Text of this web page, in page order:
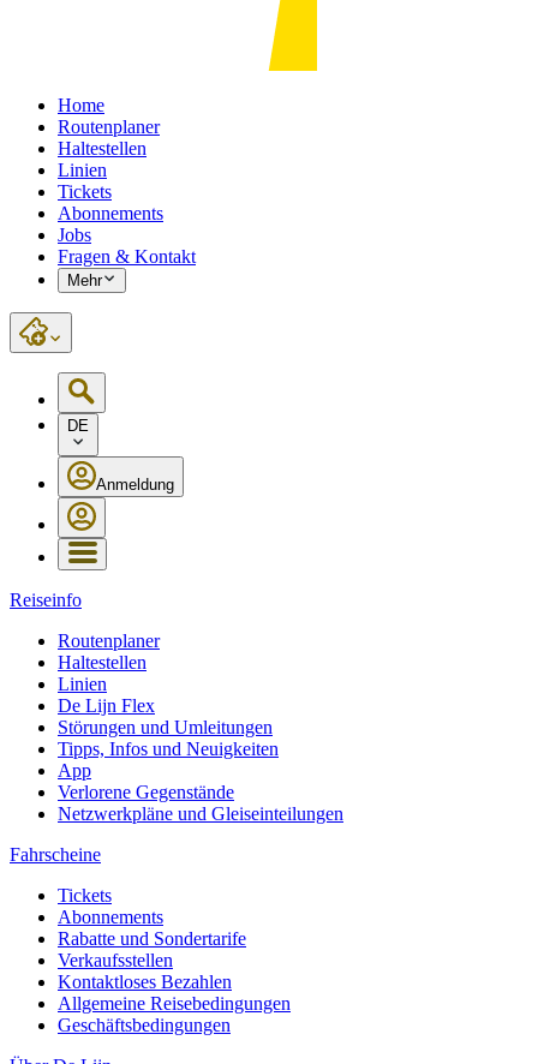
Home
Routenplaner
Haltestellen
Linien
Tickets
Abonnements
Jobs
Fragen & Kontakt
Mehr
DE
Anmeldung
Reiseinfo
Routenplaner
Haltestellen
Linien
De Lijn Flex
Störungen und Umleitungen
Tipps, Infos und Neuigkeiten
App
Verlorene Gegenstände
Netzwerkpläne und Gleiseinteilungen
Fahrscheine
Tickets
Abonnements
Rabatte und Sondertarife
Verkaufsstellen
Kontaktloses Bezahlen
Allgemeine Reisebedingungen
Geschäftsbedingungen